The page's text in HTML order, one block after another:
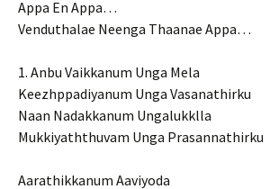
Appa En Appa…
Venduthalae Neenga Thaanae Appa…
1. Anbu Vaikkanum Unga Mela
Keezhppadiyanum Unga Vasanathirku
Naan Nadakkanum Ungalukklla
Mukkiyaththuvam Unga Prasannathirku
Aarathikkanum Aaviyoda